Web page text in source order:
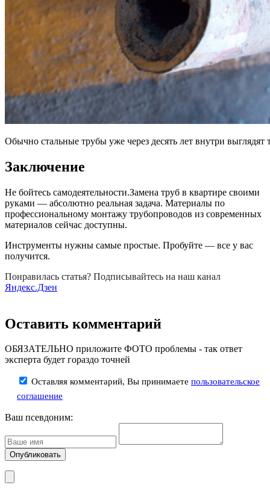
Обычно стальные трубы уже через десять лет внутри выглядят
Заключение
Не бойтесь самодеятельности.Замена труб в квартире своими
руками — абсолютно реальная задача. Материалы по
профессиональному монтажу трубопроводов из современных
материалов сейчас доступны.
Инструменты нужны самые простые. Пробуйте — все у вас
получится.
Понравилась статья? Подписывайтесь на наш канал
Яндекс.Дзен
Оставить комментарий
ОБЯЗАТЕЛЬНО приложите ФОТО проблемы - так ответ
эксперта будет гораздо точней
Оставляя комментарий, Вы принимаете пользовательское
соглашение
Ваш псевдоним: